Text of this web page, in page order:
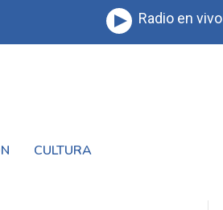
Radio en vivo
CULTURA